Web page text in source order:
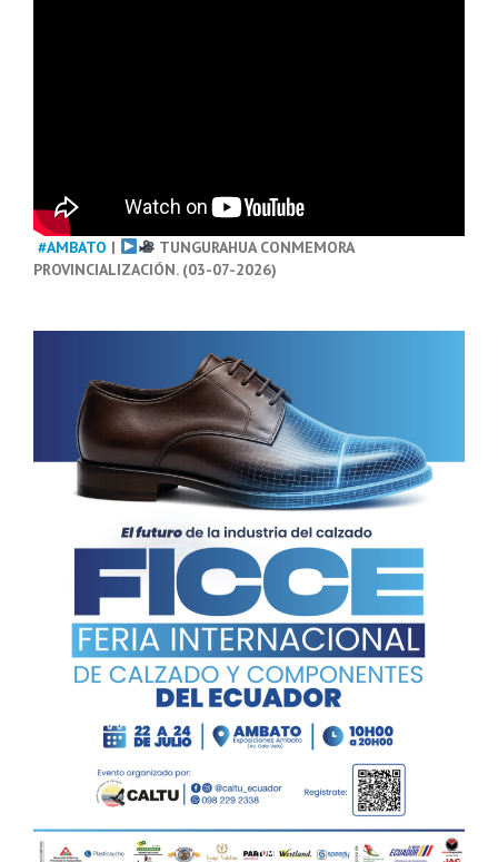
#AMBATO |
TUNGURAHUA CONMEMORA
PROVINCIALIZACIÓN. (03-07-2026)